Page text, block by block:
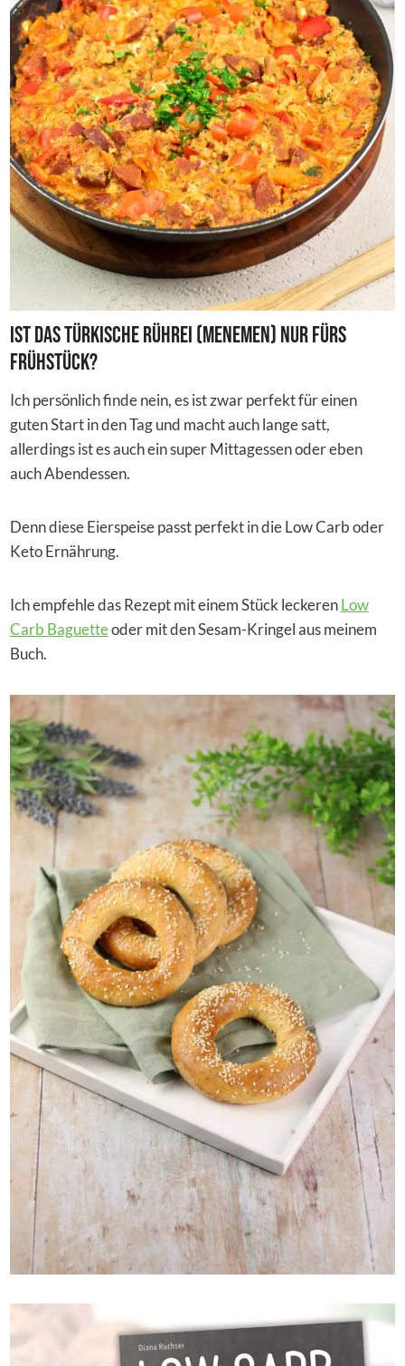
Ist das Türkische Rührei (MENEMEN) nur fürs
Frühstück?
Ich persönlich finde nein, es ist zwar perfekt für einen
guten Start in den Tag und macht auch lange satt,
allerdings ist es auch ein super Mittagessen oder eben
auch Abendessen.
Denn diese Eierspeise passt perfekt in die Low Carb oder
Keto Ernährung.
Ich empfehle das Rezept mit einem Stück leckerenLow
Carb Baguetteoder mit den Sesam-Kringel aus meinem
Buch.